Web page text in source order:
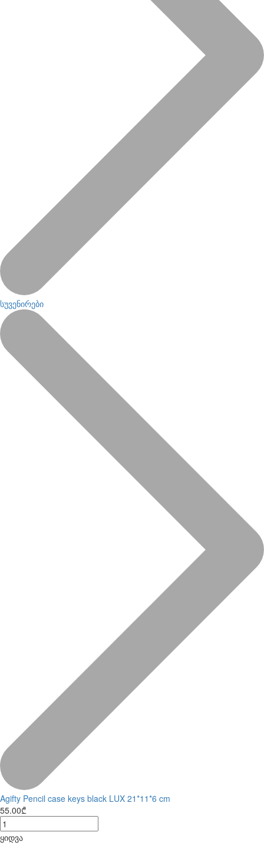
სუვენირები
Agifty Pencil case keys black LUX 21*11*6 cm
55.00₾
ყიდვა